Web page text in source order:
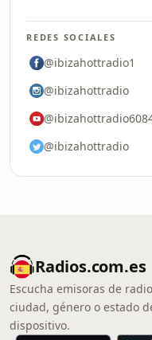
REDES SOCIALES
@ibizahottradio1
@ibizahottradio
@ibizahottradio
Radios.com.es
Escucha emisoras de
ciudad, género o estado
dispositivo.